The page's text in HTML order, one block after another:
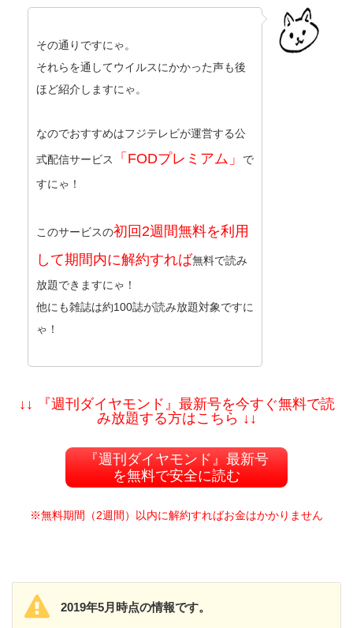
その通りですにゃ。
それらを通してウイルスにかかった声も後
ほど紹介しますにゃ。
なのでおすすめはフジテレビが運営する公
式配信サービス 「FODプレミアム」
で
すにゃ！
このサービスの初回2週間無料を利用
して期間内に解約すれば無料で読み
放題できますにゃ！
他にも雑誌は約100誌が読み放題対象ですに
ゃ！
↓↓ 『週刊ダイヤモンド』最新号を今すぐ無料で読
み放題する方はこちら ↓↓
『週刊ダイヤモンド』最新号
を無料で安全に読む
※無料期間（2週間）以内に解約すればお金はかかりません
2019年5月時点の情報です。